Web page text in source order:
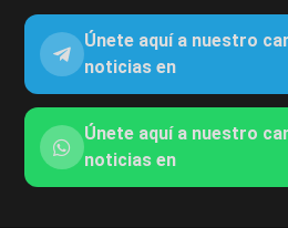
Únete aquí a nuestro
noticias en
Únete aquí a nuestro
noticias en